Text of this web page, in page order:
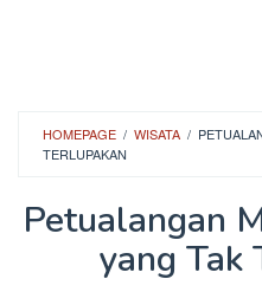
HOMEPAGE / WISATA /
TERLUPAKAN
Petualangan
yang Tak